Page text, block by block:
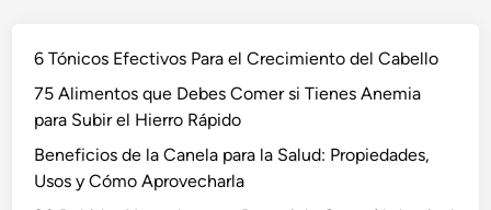
6 Tónicos Efectivos Para el Crecimiento del Cabello
75 Alimentos que Debes Comer si Tienes Anemia
para Subir el Hierro Rápido
Beneficios de la Canela para la Salud: Propiedades,
Usos y Cómo Aprovecharla